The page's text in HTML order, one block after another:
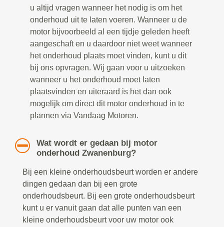
u altijd vragen wanneer het nodig is om het
onderhoud uit te laten voeren. Wanneer u de
motor bijvoorbeeld al een tijdje geleden heeft
aangeschaft en u daardoor niet weet wanneer
het onderhoud plaats moet vinden, kunt u dit
bij ons opvragen. Wij gaan voor u uitzoeken
wanneer u het onderhoud moet laten
plaatsvinden en uiteraard is het dan ook
mogelijk om direct dit motor onderhoud in te
plannen via Vandaag Motoren.
Wat wordt er gedaan bij motor
onderhoud Zwanenburg?
Bij een kleine onderhoudsbeurt worden er andere
dingen gedaan dan bij een grote
onderhoudsbeurt. Bij een grote onderhoudsbeurt
kunt u er vanuit gaan dat alle punten van een
kleine onderhoudsbeurt voor uw motor ook